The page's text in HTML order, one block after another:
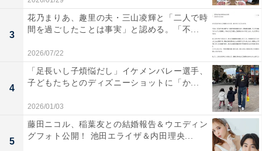
3
花乃まりあ、趣里の夫・三山凌輝と「二人で時
間を過ごしたことは事実」と認める。「不...
2026/07/22
4
「足長いし子煩悩だし」イケメンバレー選手、
子どもたちとのディズニーショットに「か...
2026/01/03
5
藤田ニコル、稲葉友との結婚報告＆ウエディン
グフォト公開！ 池田エライザ＆内田理央...